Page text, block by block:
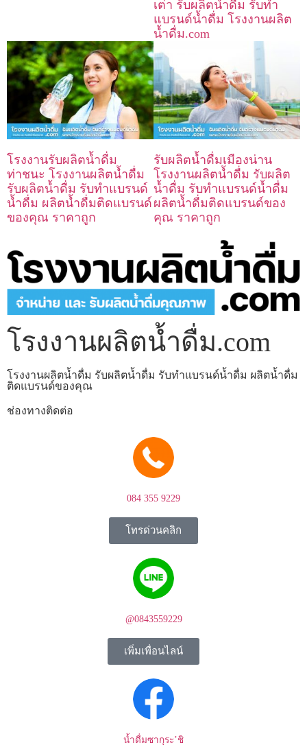
เต่า รับผลิตน้ำดื่ม รับทำ
แบรนด์น้ำดื่ม โรงงานผลิต
น้ำดื่ม.com
โรงงานรับผลิตน้ำดื่ม
ท่าชนะ โรงงานผลิตน้ำดื่ม
รับผลิตน้ำดื่ม รับทำแบรนด์
น้ำดื่ม ผลิตน้ำดื่มติดแบรนด์
ของคุณ ราคาถูก
รับผลิตน้ำดื่มเมืองน่าน
โรงงานผลิตน้ำดื่ม รับผลิต
น้ำดื่ม รับทำแบรนด์น้ำดื่ม
ผลิตน้ำดื่มติดแบรนด์ของ
คุณ ราคาถูก
โรงงานผลิตน้ำดื่ม.com
โรงงานผลิตน้ำดื่ม รับผลิตน้ำดื่ม รับทำแบรนด์น้ำดื่ม ผลิตน้ำดื่ม
ติดแบรนด์ของคุณ
ช่องทางติดต่อ
084 355 9229
โทรด่วนคลิก
@0843559229
เพิ่มเพื่อนไลน์
น้ำดื่มซากุระ’ชิ